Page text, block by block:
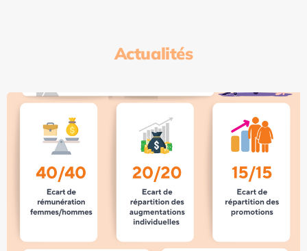
Actualités